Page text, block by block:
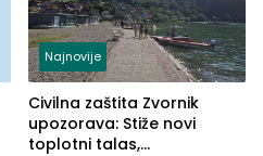
Najnovije
Civilna zaštita Zvornik
upozorava: Stiže novi
toplotni talas,